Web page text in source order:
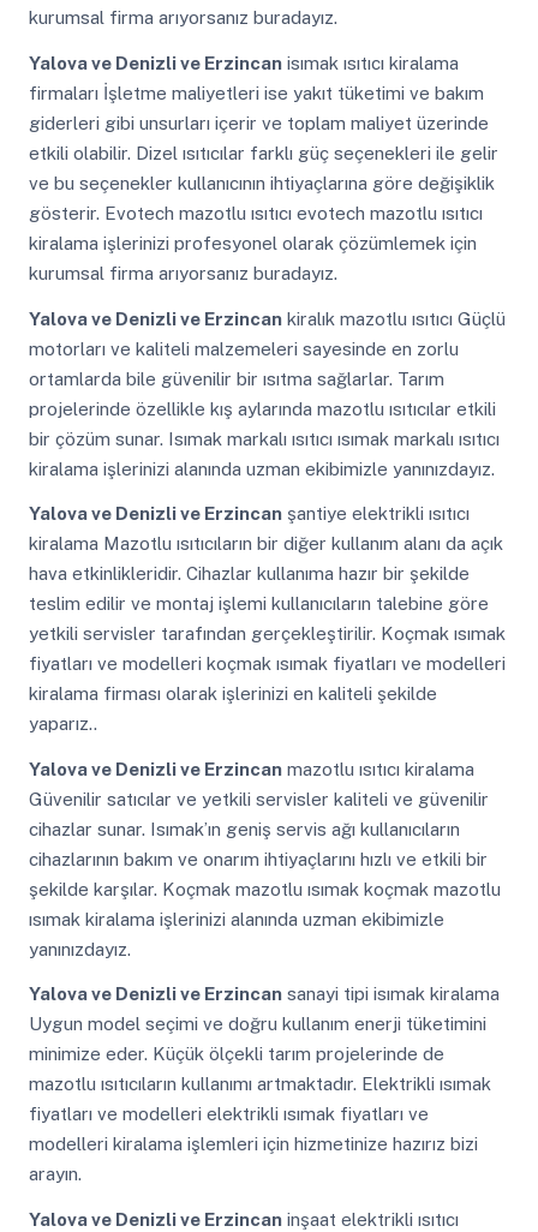
kurumsal firma arıyorsanız buradayız.
Yalova ve Denizli ve Erzincanisımak ısıtıcı kiralama
firmaları İşletme maliyetleri ise yakıt tüketimi ve bakım
giderleri gibi unsurları içerir ve toplam maliyet üzerinde
etkili olabilir. Dizel ısıtıcılar farklı güç seçenekleri ile gelir
ve bu seçenekler kullanıcının ihtiyaçlarına göre değişiklik
gösterir. Evotech mazotlu ısıtıcı evotech mazotlu ısıtıcı
kiralama işlerinizi profesyonel olarak çözümlemek için
kurumsal firma arıyorsanız buradayız.
Yalova ve Denizli ve Erzincankiralık mazotlu ısıtıcı Güçlü
motorları ve kaliteli malzemeleri sayesinde en zorlu
ortamlarda bile güvenilir bir ısıtma sağlarlar. Tarım
projelerinde özellikle kış aylarında mazotlu ısıtıcılar etkili
bir çözüm sunar. Isımak markalı ısıtıcı ısımak markalı ısıtıcı
kiralama işlerinizi alanında uzman ekibimizle yanınızdayız.
Yalova ve Denizli ve Erzincanşantiye elektrikli ısıtıcı
kiralama Mazotlu ısıtıcıların bir diğer kullanım alanı da açık
hava etkinlikleridir. Cihazlar kullanıma hazır bir şekilde
teslim edilir ve montaj işlemi kullanıcıların talebine göre
yetkili servisler tarafından gerçekleştirilir. Koçmak ısımak
fiyatları ve modelleri koçmak ısımak fiyatları ve modelleri
kiralama firması olarak işlerinizi en kaliteli şekilde
yaparız..
Yalova ve Denizli ve Erzincanmazotlu ısıtıcı kiralama
Güvenilir satıcılar ve yetkili servisler kaliteli ve güvenilir
cihazlar sunar. Isımak’ın geniş servis ağı kullanıcıların
cihazlarının bakım ve onarım ihtiyaçlarını hızlı ve etkili bir
şekilde karşılar. Koçmak mazotlu ısımak koçmak mazotlu
ısımak kiralama işlerinizi alanında uzman ekibimizle
yanınızdayız.
Yalova ve Denizli ve Erzincansanayi tipi isımak kiralama
Uygun model seçimi ve doğru kullanım enerji tüketimini
minimize eder. Küçük ölçekli tarım projelerinde de
mazotlu ısıtıcıların kullanımı artmaktadır. Elektrikli ısımak
fiyatları ve modelleri elektrikli ısımak fiyatları ve
modelleri kiralama işlemleri için hizmetinize hazırız bizi
arayın.
Yalova ve Denizli ve Erzincaninşaat elektrikli ısıtıcı